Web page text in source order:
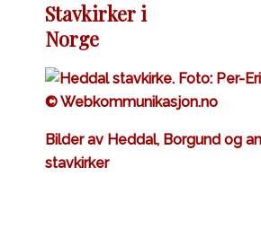
Stavkirker i
Norge
Bilder av Heddal, Borgund og
stavkirker